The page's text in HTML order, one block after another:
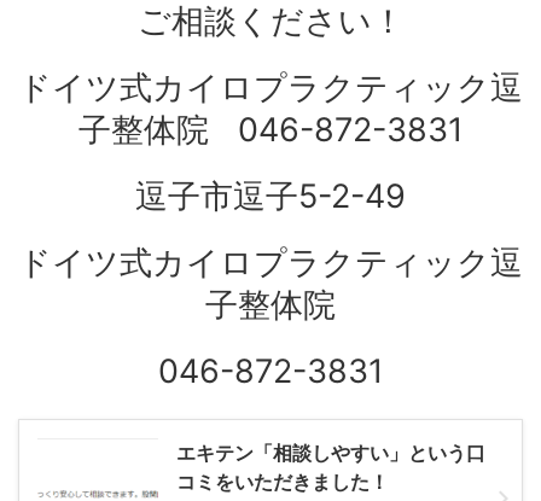
ご相談ください！
ドイツ式カイロプラクティック逗
子整体院 046-872-3831
逗子市逗子5-2-49
ドイツ式カイロプラクティック逗
子整体院
046-872-3831
エキテン「相談しやすい」という口
コミをいただきました！